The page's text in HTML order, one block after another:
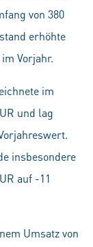
von 380
erhöhte
Vorjahr.
im
und lag
insbesondere
auf -11
Umsatz von